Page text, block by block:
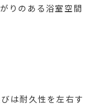
りのある浴室空間
は耐久性を左右す